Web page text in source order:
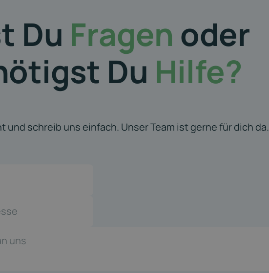
Du Fragen oder
Du Hilfe?
und schreib uns einfach. Unser Team ist gerne für dich da.